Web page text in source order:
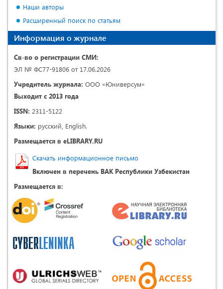
Наши авторы
Расширенный поиск по статьям
Информация о журнале
Св-во о регистрации СМИ:
ЭЛ № ФС77-91806 от 17.06.2026
Учредитель журнала: ООО «Юниверсум»
Выходит с 2013 года
ISSN: 2311-5122
Языки: русский, English.
Размещается в eLIBRARY.RU
Скачать информационное письмо
Включен в перечень ВАК Республики Узбекистан
Размещается в: